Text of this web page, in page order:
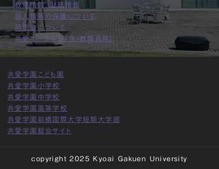
教育情報、財務情報
個人情報の保護について
同窓会について
共愛ポータル（学生・教職員用）
共愛学園こども園
共愛学園小学校
共愛学園中学校
共愛学園高等学校
共愛学園前橋国際大学短期大学部
共愛学園総合サイト
copyright 2025 Kyoai Gakuen University